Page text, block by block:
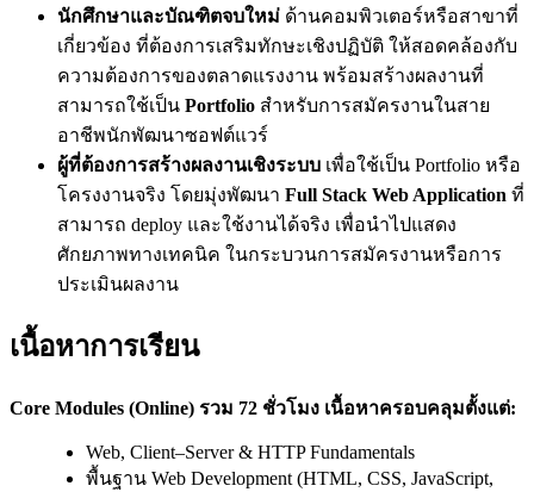
นักศึกษาและบัณฑิตจบใหม่ ด้านคอมพิวเตอร์หรือสาขาที่
เกี่ยวข้อง ที่ต้องการเสริมทักษะเชิงปฏิบัติ ให้สอดคล้องกับ
ความต้องการของตลาดแรงงาน พร้อมสร้างผลงานที่
สามารถใช้เป็น Portfolio สำหรับการสมัครงานในสาย
อาชีพนักพัฒนาซอฟต์แวร์
ผู้ที่ต้องการสร้างผลงานเชิงระบบ เพื่อใช้เป็น Portfolio หรือ
โครงงานจริง โดยมุ่งพัฒนา Full Stack Web Application ที่
สามารถ deploy และใช้งานได้จริง เพื่อนำไปแสดง
ศักยภาพทางเทคนิค ในกระบวนการสมัครงานหรือการ
ประเมินผลงาน
เนื้อหาการเรียน
Core Modules (Online) รวม 72 ชั่วโมง เนื้อหาครอบคลุมตั้งแต่:
Web, Client–Server & HTTP Fundamentals
พื้นฐาน Web Development (HTML, CSS, JavaScript,